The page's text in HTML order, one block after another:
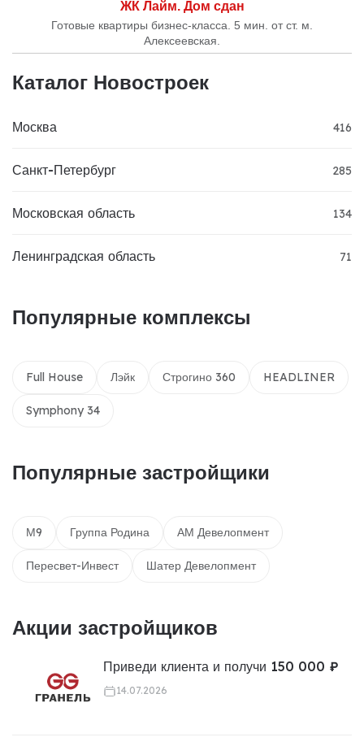
ЖК Лайм. Дом сдан
Готовые квартиры бизнес-класса. 5 мин. от ст. м.
Алексеевская.
Каталог Новостроек
Москва 416
Санкт-Петербург 285
Московская область 134
Ленинградская область 71
Популярные комплексы
Full House Лэйк Строгино 360 HEADLINER
Symphony 34
Популярные застройщики
М9 Группа Родина АМ Девелопмент
Пересвет-Инвест Шатер Девелопмент
Акции застройщиков
Приведи клиента и получи 150 000 ₽
14.07.2026